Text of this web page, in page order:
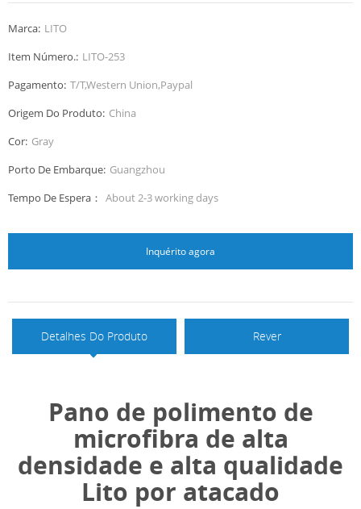
Marca: LITO
Item Número.: LITO-253
Pagamento: T/T,Western Union,Paypal
Origem Do Produto: China
Cor: Gray
Porto De Embarque: Guangzhou
Tempo De Espera： About 2-3 working days
Inquérito agora
Detalhes Do Produto Rever
Pano de polimento de
microfibra de alta
densidade e alta qualidade
Lito por atacado